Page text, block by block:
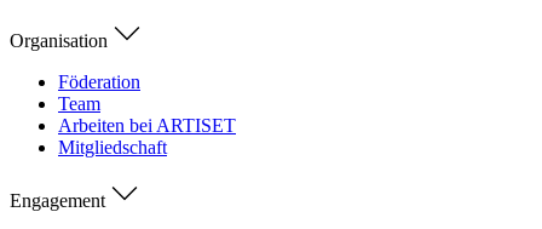
Organisation
Föderation
Team
Arbeiten bei ARTISET
Mitgliedschaft
Engagement